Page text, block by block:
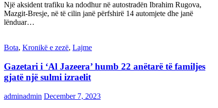
Një aksident trafiku ka ndodhur në autostradën Ibrahim Rugova,
Mazgit-Bresje, në të cilin janë përfshirë 14 automjete dhe janë
lënduar…
Bota, Kronikë e zezë, Lajme
Gazetari i ‘Al Jazeera’ humb 22 anëtarë të familjes
gjatë një sulmi izraelit
adminadmin December 7, 2023